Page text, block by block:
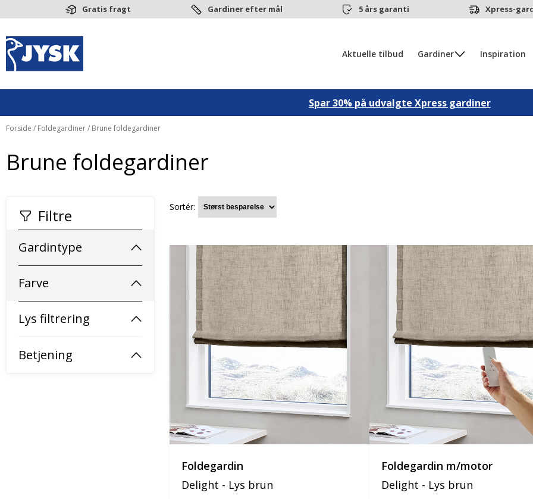
Gratis fragt Gardiner efter mål 5 års garanti Xpress-
Aktuelle tilbud Gardiner Inspiration
Spar 30% på udvalgte Xpress gardiner
Forside / Foldegardiner/ Brune foldegardiner
Brune foldegardiner
Filtre
Gardintype
Farve
Lys filtrering
Betjening
Sortér:
Foldegardin
Delight - Lys brun
Foldegardin m/motor
Delight - Lys brun